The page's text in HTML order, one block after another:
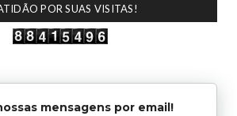
POR SUAS VISITAS!
mensagens por email!